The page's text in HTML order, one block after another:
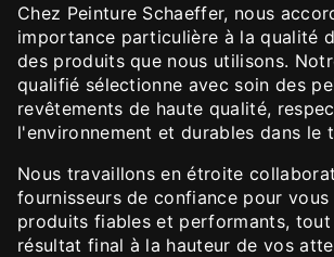
Chez Peinture Schaeffer, nous
importance particulière à la qualité
des produits que nous utilisons.
qualifié sélectionne avec soin des
revêtements de haute qualité,
l'environnement et durables dans le
Nous travaillons en étroite
fournisseurs de confiance pour
produits fiables et performants, tout
résultat final à la hauteur de vos